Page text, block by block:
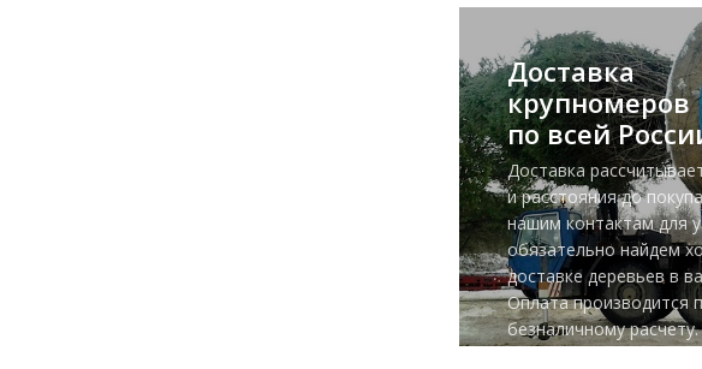
Доставка
крупномеров
по всей
Доставка
и расстояния до
нашим контактам для
обязательно найдем
доставке деревьев в
Оплата производится
безналичному